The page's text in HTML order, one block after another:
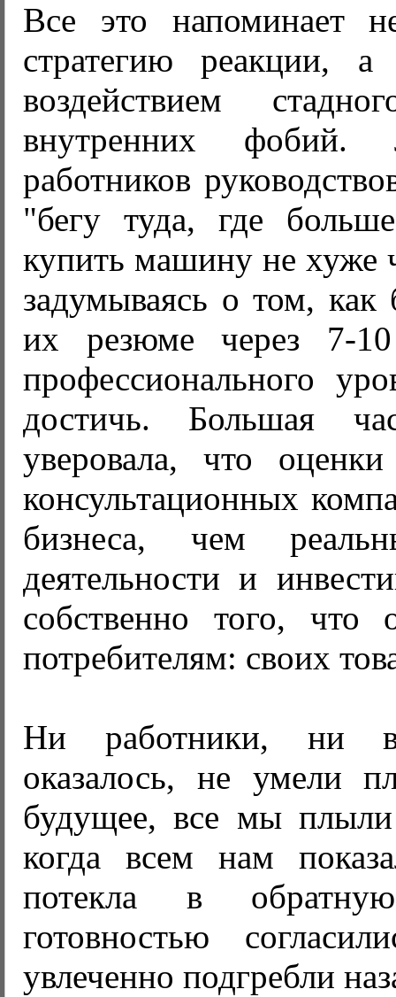
Все это напоминает
стратегию реакции, а
воздействием
внутренних фобий.
работников
"бегу туда, где
купить машину не хуже
задумываясь о том, как
их резюме через 7-
профессионального
достичь. Большая
уверовала, что
консультационных
бизнеса, чем
деятельности и
собственно того, что
потребителям: своих
Ни работники, ни
оказалось, не умели
будущее, все мы
когда всем нам
потекла в
готовностью
увлеченно подгребли